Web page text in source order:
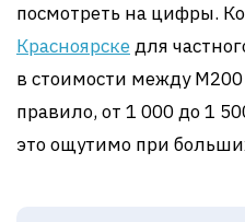
посмотреть на цифры.
Красноярскедля
в стоимости между
правило, от 1 000 до 1
это ощутимо при